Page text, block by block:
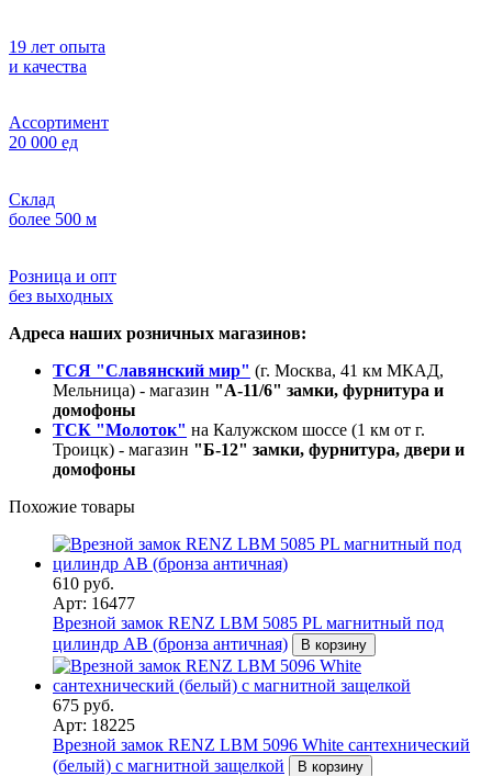
19 лет опыта
и качества
Ассортимент
20 000 ед
Склад
более 500 м
Розница и опт
без выходных
Адреса наших розничных магазинов:
ТСЯ "Славянский мир" (г. Москва, 41 км МКАД,
Мельница) - магазин "А-11/6" замки, фурнитура и
домофоны
ТСК "Молоток" на Калужском шоссе (1 км от г.
Троицк) - магазин "Б-12" замки, фурнитура, двери и
домофоны
Похожие товары
610 руб.
Арт: 16477
Врезной замок RENZ LBM 5085 PL магнитный под
цилиндр AB (бронза античная)
В корзину
675 руб.
Арт: 18225
Врезной замок RENZ LBM 5096 White сантехнический
(белый) с магнитной защелкой
В корзину